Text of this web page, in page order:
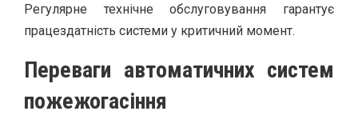
Регулярне технічне обслуговування гарантує
працездатність системи у критичний момент.
Переваги автоматичних систем
пожежогасіння